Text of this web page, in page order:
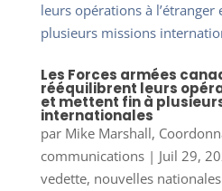
Les Forces armées
rééquilibrent leurs
et mettent fin à
internationales
par Mike Marshall,
communications| Juil 29,
vedette, nouvelles nationales